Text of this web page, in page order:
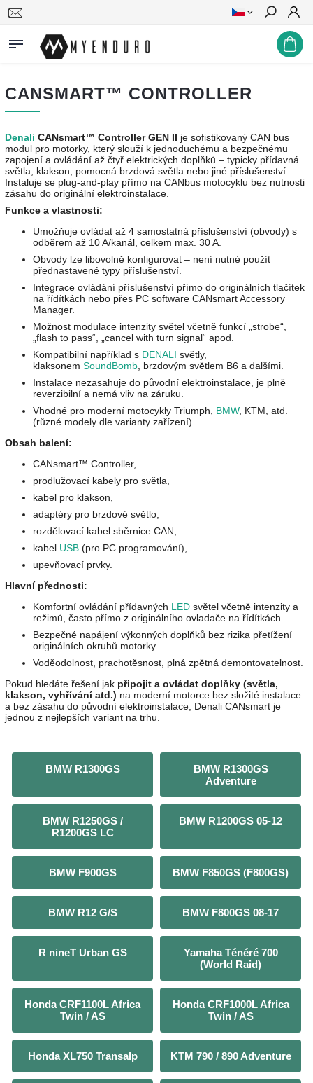
Hledat
CANSMART™ CONTROLLER
Denali CANsmart™ Controller GEN II je sofistikovaný CAN bus
modul pro motorky, který slouží k jednoduchému a bezpečnému
zapojení a ovládání až čtyř elektrických doplňků – typicky přídavná
světla, klakson, pomocná brzdová světla nebo jiné příslušenství.
Instaluje se plug-and-play přímo na CANbus motocyklu bez nutnosti
zásahu do originální elektroinstalace.
Funkce a vlastnosti:
Umožňuje ovládat až 4 samostatná příslušenství (obvody) s
odběrem až 10 A/kanál, celkem max. 30 A.
Obvody lze libovolně konfigurovat – není nutné použít
přednastavené typy příslušenství.
Integrace ovládání příslušenství přímo do originálních tlačítek
na řídítkách nebo přes PC software CANsmart Accessory
Manager.
Možnost modulace intenzity světel včetně funkcí „strobe“,
„flash to pass“, „cancel with turn signal“ apod.
Kompatibilní například s DENALI světly,
klaksonem SoundBomb , brzdovým světlem B6 a dalšími.
Instalace nezasahuje do původní elektroinstalace, je plně
reverzibilní a nemá vliv na záruku.
Vhodné pro moderní motocykly Triumph,
BMW, KTM, atd.
(různé modely dle varianty zařízení).
Obsah balení:
CANsmart™ Controller,
prodlužovací kabely pro světla,
kabel pro klakson,
adaptéry pro brzdové světlo,
rozdělovací kabel sběrnice CAN,
kabel USB (pro PC programování),
upevňovací prvky.
Hlavní přednosti:
Komfortní ovládání přídavných LED světel včetně intenzity a
režimů, často přímo z originálního ovladače na řídítkách.
Bezpečné napájení výkonných doplňků bez rizika přetížení
originálních okruhů motorky.
Voděodolnost, prachotěsnost, plná zpětná demontovatelnost.
Pokud hledáte řešení jak připojit a ovládat doplňky (světla,
klakson, vyhřívání atd.) na moderní motorce bez složité instalace
a bez zásahu do původní elektroinstalace, Denali CANsmart je
jednou z nejlepších variant na trhu.
BMW R1300GS
BMW R1300GS
Adventure
BMW R1250GS /
R1200GS LC
BMW R1200GS 05-12
BMW F900GS BMW F850GS (F800GS)
BMW R12 G/S BMW F800GS 08-17
R nineT Urban GS
Yamaha Ténéré 700
(World Raid)
Honda CRF1100L Africa
Twin / AS
Honda CRF1000L Africa
Twin / AS
Honda XL750 Transalp KTM 790 / 890 Adventure